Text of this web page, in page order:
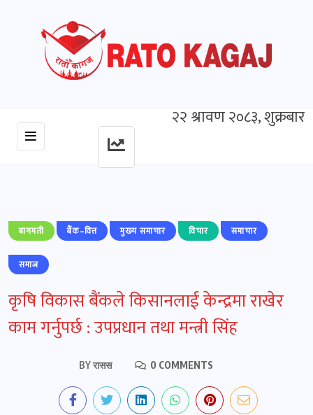
२२ श्रावण २०८३, शुक्रबार
बागमती बैंक–वित्त मुख्‍य समाचार विचार समाचार
समाज
कृषि विकास बैंकले किसानलाई केन्द्रमा राखेर
काम गर्नुपर्छ : उपप्रधान तथा मन्त्री सिंह
BYरासस 0 COMMENTS